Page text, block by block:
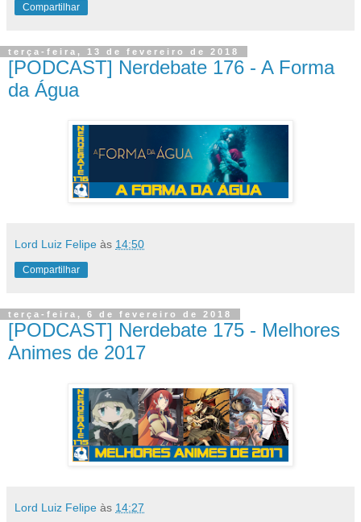
Compartilhar
terça-feira, 13 de fevereiro de 2018
[PODCAST] Nerdebate 176 - A Forma
da Água
Lord Luiz Felipe às 14:50
Compartilhar
terça-feira, 6 de fevereiro de 2018
[PODCAST] Nerdebate 175 - Melhores
Animes de 2017
Lord Luiz Felipe às 14:27